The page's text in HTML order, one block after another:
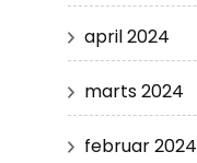
april 2024
marts 2024
februar 2024